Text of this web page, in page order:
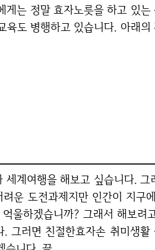
게는 정말 효자노릇을 하고 있는
도 병행하고 있습니다. 아래의
운 도전과제지만 인간이 지구
울하겠습니까? 그래서 해보려
그러면 친절한효자손 취미생활